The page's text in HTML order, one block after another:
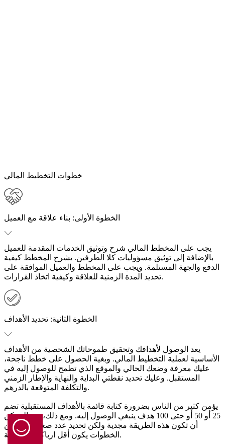
خطوات التخطيط المالي
الخطوة الأولى: بناء علاقة مع العميل
يجب على المخطط المالي شرح وتوثيق الخدمات المقدمة للعميل
بالإضافة إلى توثيق مسؤوليات كلا الطرفين. يشرح المخطط كيفية
الدفع والجهة المستلمة. ويجب على المخطط والعميل الموافقة على
تحديد المدة الزمنية للعلاقة وكيفية اتخاذ القرارات.
الخطوة الثانية: تحديد الأهداف
يعد الوصول لأهدافك وتحقيق طموحاتك الشخصية من الأهداف
الأساسية لعملية التخطيط المالي. وبغية الحصول على خطط ناجحة،
عليك معرفة وضعك الحالي والموقع الذي تطمح للوصول إليه في
المستقبل. وعليك تحديد نقطتي البداية والنهاية والإطار الزمني
والتكلفة المتوقعة بالدرهم.
يؤمن كثير من الناس بضرورة كتابة قائمة بالأهداف المستقبلية تضم
25 أو 50 أو حتى 100 هدف ينبغي الوصول إليه. ومع ذلك، من الممكن
أن تكون هذه الطريقة مجدية ولكن تحديد عدد صغير فقط من
الخطوات يكون أقل ارباكاً في البداية.